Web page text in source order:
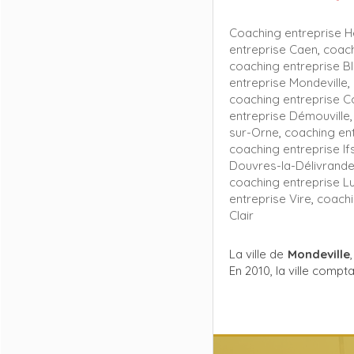
Coaching entreprise
entreprise Caen,
coaching entreprise
entreprise Mondeville,
coaching entreprise
entreprise Démouville
sur-Orne, coaching
coaching entreprise
Douvres-la-Délivrande
coaching entreprise
entreprise Vire,
Clair
La ville de Mondeville
En 2010, la ville